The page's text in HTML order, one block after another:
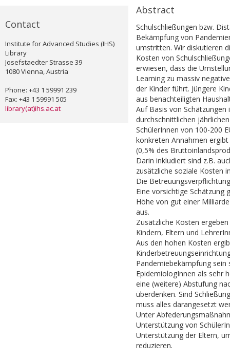
Contact
Institute for Advanced Studies (IHS)
Library
Josefstaedter Strasse 39
1080 Vienna, Austria
Phone: +43 1 59991 239
Fax: +43 1 59991 505
library(at)ihs.ac.at
Abstract
Schulschließungen bzw.
Bekämpfung von
umstritten. Wir diskutieren
Kosten von
erwiesen, dass die
Learning zu massiv
der Kinder führt. Jüngere
aus benachteiligten
Auf Basis von
durchschnittlichen
SchülerInnen von 100-200
konkreten Annahmen
(0,5% des
Darin inkludiert sind z.B.
zusätzliche soziale Kosten
Die
Eine vorsichtige
Höhe von gut einer
aus.
Zusätzliche Kosten
Kindern, Eltern und
Aus den hohen Kosten
Pandemiebekämpfung
EpidemiologInnen als sehr
eine (weitere) Abstufung
überdenken. Sind
muss alles darangesetzt
Unter
Unterstützung von
Unterstützung der Eltern,
reduzieren.